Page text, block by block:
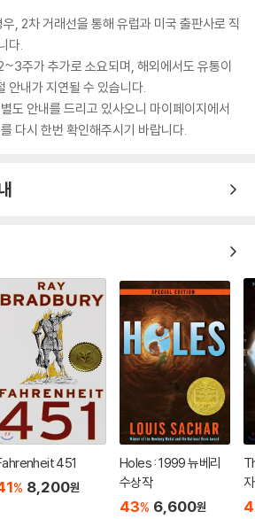
, 2차 거래선을 통해 유럽과 미국 출판사로 직
다.
주가 추가로 소요되며, 해외에서도 유통이
안내가 지연될 수 있습니다.
도 안내를 드리고 있사오니 마이페이지에서
다시 한번 확인해주시기 바랍니다.
451
% 8,200원
Holes : 1999 뉴베리
수상작
43% 6,600원
자